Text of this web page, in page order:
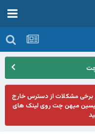
برخی مشکلات از دسترس خارج
میهن چت روی لینک های